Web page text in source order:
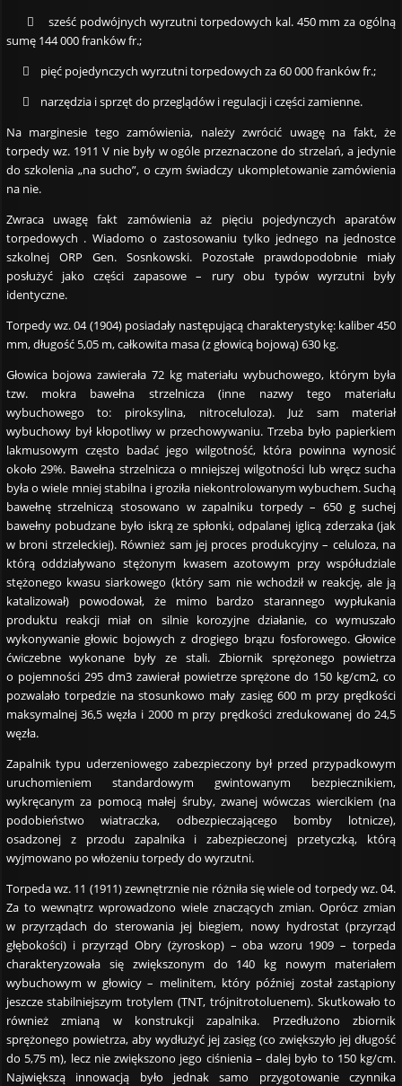
 sześć podwójnych wyrzutni torpedowych kal. 450 mm za ogólną
sumę 144 000 franków fr.;
 pięć pojedynczych wyrzutni torpedowych za 60 000 franków fr.;
 narzędzia i sprzęt do przeglądów i regulacji i części zamienne.
Na marginesie tego zamówienia, należy zwrócić uwagę na fakt, że
torpedy wz. 1911 V nie były w ogóle przeznaczone do strzelań, a jedynie
do szkolenia „na sucho”, o czym świadczy ukompletowanie zamówienia
na nie.
Zwraca uwagę fakt zamówienia aż pięciu pojedynczych aparatów
torpedowych . Wiadomo o zastosowaniu tylko jednego na jednostce
szkolnej ORP Gen. Sosnkowski. Pozostałe prawdopodobnie miały
posłużyć jako części zapasowe – rury obu typów wyrzutni były
identyczne.
Torpedy wz. 04 (1904) posiadały następującą charakterystykę: kaliber 450
mm, długość 5,05 m, całkowita masa (z głowicą bojową) 630 kg.
Głowica bojowa zawierała 72 kg materiału wybuchowego, którym była
tzw. mokra bawełna strzelnicza (inne nazwy tego materiału
wybuchowego to: piroksylina, nitroceluloza). Już sam materiał
wybuchowy był kłopotliwy w przechowywaniu. Trzeba było papierkiem
lakmusowym często badać jego wilgotność, która powinna wynosić
około 29%. Bawełna strzelnicza o mniejszej wilgotności lub wręcz sucha
była o wiele mniej stabilna i groziła niekontrolowanym wybuchem. Suchą
bawełnę strzelniczą stosowano w zapalniku torpedy – 650 g suchej
bawełny pobudzane było iskrą ze spłonki, odpalanej iglicą zderzaka (jak
w broni strzeleckiej). Również sam jej proces produkcyjny – celuloza, na
którą oddziaływano stężonym kwasem azotowym przy współudziale
stężonego kwasu siarkowego (który sam nie wchodził w reakcję, ale ją
katalizował) powodował, że mimo bardzo starannego wypłukania
produktu reakcji miał on silnie korozyjne działanie, co wymuszało
wykonywanie głowic bojowych z drogiego brązu fosforowego. Głowice
ćwiczebne wykonane były ze stali. Zbiornik sprężonego powietrza
o pojemności 295 dm3 zawierał powietrze sprężone do 150 kg/cm2, co
pozwalało torpedzie na stosunkowo mały zasięg 600 m przy prędkości
maksymalnej 36,5 węzła i 2000 m przy prędkości zredukowanej do 24,5
węzła.
Zapalnik typu uderzeniowego zabezpieczony był przed przypadkowym
uruchomieniem standardowym gwintowanym bezpiecznikiem,
wykręcanym za pomocą małej śruby, zwanej wówczas wiercikiem (na
podobieństwo wiatraczka, odbezpieczającego bomby lotnicze),
osadzonej z przodu zapalnika i zabezpieczonej przetyczką, którą
wyjmowano po włożeniu torpedy do wyrzutni.
Torpeda wz. 11 (1911) zewnętrznie nie różniła się wiele od torpedy wz. 04.
Za to wewnątrz wprowadzono wiele znaczących zmian. Oprócz zmian
w przyrządach do sterowania jej biegiem, nowy hydrostat (przyrząd
głębokości) i przyrząd Obry (żyroskop) – oba wzoru 1909 – torpeda
charakteryzowała się zwiększonym do 140 kg nowym materiałem
wybuchowym w głowicy – melinitem, który później został zastąpiony
jeszcze stabilniejszym trotylem (TNT, trójnitrotoluenem). Skutkowało to
również zmianą w konstrukcji zapalnika. Przedłużono zbiornik
sprężonego powietrza, aby wydłużyć jej zasięg (co zwiększyło jej długość
do 5,75 m), lecz nie zwiększono jego ciśnienia – dalej było to 150 kg/cm.
Największą innowacją było jednak samo przygotowanie czynnika